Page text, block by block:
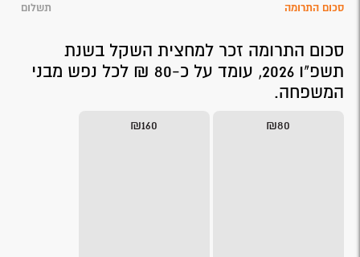
סכום התרומה תשלום
סכום התרומה זכר למחצית השקל בשנת
תשפ"ו 2026, עומד על כ-80 ₪ לכל נפש מבני
המשפחה.
₪80
₪160